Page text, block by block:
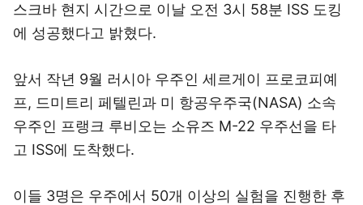
스크바 현지 시간으로 이날 오전 3시 58분 ISS 도킹
에 성공했다고 밝혔다.
앞서 작년 9월 러시아 우주인 세르게이 프로코피예
프, 드미트리 페텔린과 미 항공우주국(NASA) 소속
우주인 프랭크 루비오는 소유즈 M-22 우주선을 타
고 ISS에 도착했다.
이들 3명은 우주에서 50개 이상의 실험을 진행한 후